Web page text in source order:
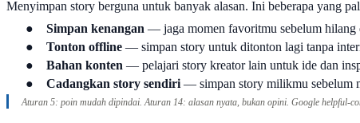
Menyimpan story berguna untuk banyak alasan. Ini beberapa yang
●
Simpan kenangan — jaga momen favoritmu sebelum hilang
●
Tonton offline — simpan story untuk ditonton lagi tanpa
●
Bahan konten — pelajari story kreator lain untuk ide dan
●
Cadangkan story sendiri — simpan story milikmu sebelum
Aturan 5: poin mudah dipindai. Aturan 14: alasan nyata, bukan opini. Google helpful-